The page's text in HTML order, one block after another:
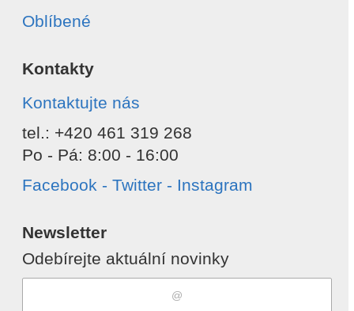
Oblíbené
Kontakty
Kontaktujte nás
tel.: +420 461 319 268
Po - Pá: 8:00 - 16:00
Facebook - Twitter - Instagram
Newsletter
Odebírejte aktuální novinky